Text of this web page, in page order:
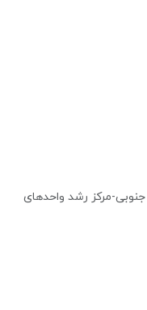
مرکز رشد واحدهای